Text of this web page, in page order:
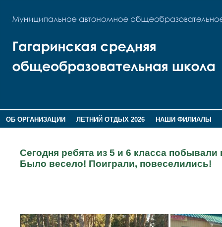
ОБ ОРГАНИЗАЦИИ ЛЕТНИЙ ОТДЫХ 2026
НАШИ ФИЛИАЛЫ
Сегодня ребята из 5 и 6 класса
Было весело! Поиграли, повеселились!